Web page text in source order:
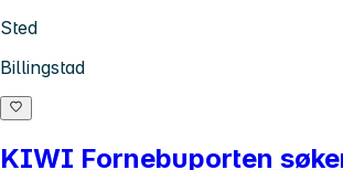
Sted
Billingstad
KIWI Fornebuporten